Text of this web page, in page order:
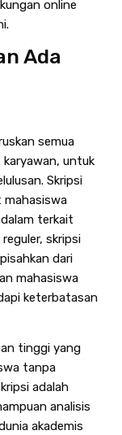
online
Ada
semua
karyawan, untuk
Skripsi
mahasiswa
terkait
skripsi
dari
mahasiswa
keterbatasan
tinggi yang
tanpa
adalah
analisis
akademis